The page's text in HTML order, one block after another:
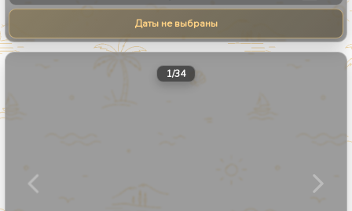
Даты не выбраны
1/34